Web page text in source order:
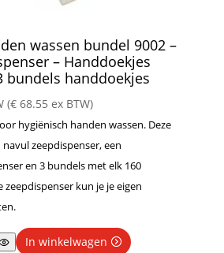
wassen bundel 9002 –
– Handdoekjes
bundels handdoekjes
(€68.55 ex BTW)
hygiënisch handen wassen. Deze
zeepdispenser, een
en 3 bundels met elk 160
zeepdispenser kun je je eigen
In winkelwagen